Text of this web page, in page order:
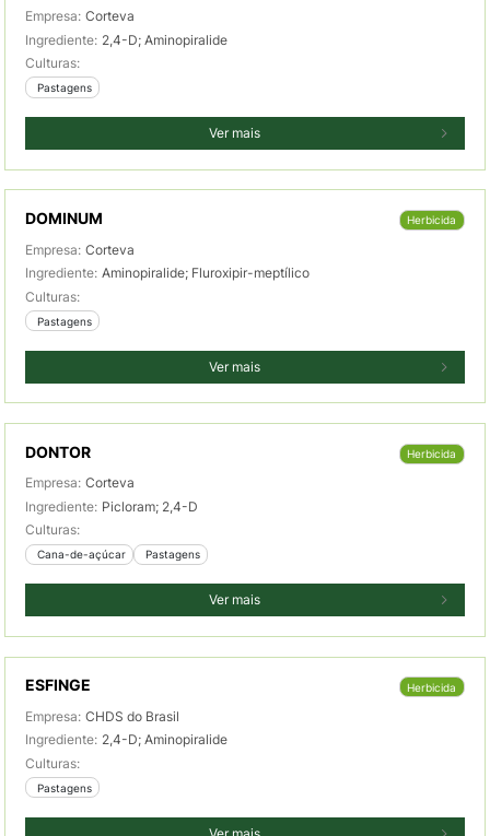
Empresa: Corteva
Ingrediente: 2,4-D; Aminopiralide
Culturas:
Pastagens
Ver mais
DOMINUM Herbicida
Empresa: Corteva
Ingrediente: Aminopiralide; Fluroxipir-meptílico
Culturas:
Pastagens
Ver mais
DONTOR Herbicida
Empresa: Corteva
Ingrediente: Picloram; 2,4-D
Culturas:
Cana-de-açúcar Pastagens
Ver mais
ESFINGE Herbicida
Empresa: CHDS do Brasil
Ingrediente: 2,4-D; Aminopiralide
Culturas:
Pastagens